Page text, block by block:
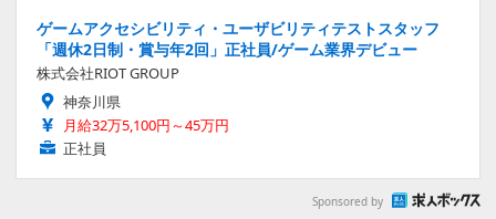
ゲームアクセシビリティ・ユーザビリティテストスタッフ
「週休2日制・賞与年2回」正社員/ゲーム業界デビュー
株式会社RIOT GROUP
神奈川県
月給32万5,100円～45万円
正社員
Sponsored by